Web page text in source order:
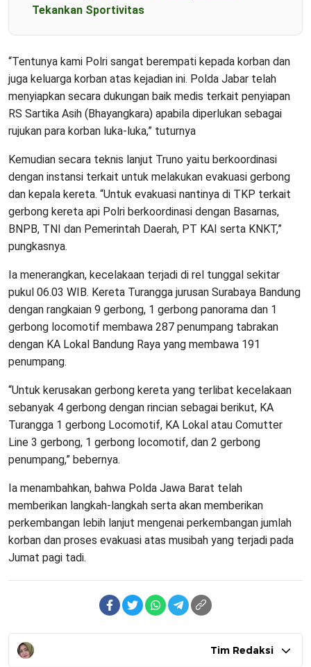
Tekankan Sportivitas
“Tentunya kami Polri sangat berempati kepada korban dan
juga keluarga korban atas kejadian ini. Polda Jabar telah
menyiapkan secara dukungan baik medis terkait penyiapan
RS Sartika Asih (Bhayangkara) apabila diperlukan sebagai
rujukan para korban luka-luka,” tuturnya
Kemudian secara teknis lanjut Truno yaitu berkoordinasi
dengan instansi terkait untuk melakukan evakuasi gerbong
dan kepala kereta. “Untuk evakuasi nantinya di TKP terkait
gerbong kereta api Polri berkoordinasi dengan Basarnas,
BNPB, TNI dan Pemerintah Daerah, PT KAI serta KNKT,”
pungkasnya.
Ia menerangkan, kecelakaan terjadi di rel tunggal sekitar
pukul 06.03 WIB. Kereta Turangga jurusan Surabaya Bandung
dengan rangkaian 9 gerbong, 1 gerbong panorama dan 1
gerbong locomotif membawa 287 penumpang tabrakan
dengan KA Lokal Bandung Raya yang membawa 191
penumpang.
“Untuk kerusakan gerbong kereta yang terlibat kecelakaan
sebanyak 4 gerbong dengan rincian sebagai berikut, KA
Turangga 1 gerbong Locomotif, KA Lokal atau Comutter
Line 3 gerbong, 1 gerbong locomotif, dan 2 gerbong
penumpang,” bebernya.
Ia menambahkan, bahwa Polda Jawa Barat telah
memberikan langkah-langkah serta akan memberikan
perkembangan lebih lanjut mengenai perkembangan jumlah
korban dan proses evakuasi atas musibah yang terjadi pada
Jumat pagi tadi.
Tim Redaksi